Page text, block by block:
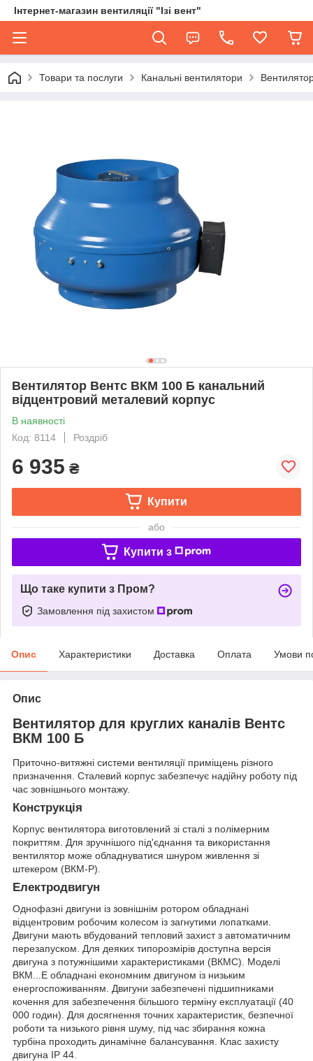
Інтернет-магазин вентиляції "Ізі вент"
Товари та послуги Канальні вентилятори
Вентилятор Вентс ВКМ 100 Б канальний
відцентровий металевий корпус
В наявності
Код: 8114
Роздріб
6 935 ₴
Купити
або
Купити з
Що таке купити з Пром?
Замовлення під захистом
Опис Характеристики Доставка Оплата Умови
Опис
Вентилятор для круглих каналів Вентс
ВКМ 100 Б
Приточно-витяжні системи вентиляції приміщень різного
призначення. Сталевий корпус забезпечує надійну роботу під
час зовнішнього монтажу.
Конструкція
Корпус вентилятора виготовлений зі сталі з полімерним
покриттям. Для зручнішого під'єднання та використання
вентилятор може обладнуватися шнуром живлення зі
штекером (ВКМ-Р).
Електродвигун
Однофазні двигуни із зовнішнім ротором обладнані
відцентровим робочим колесом із загнутими лопатками.
Двигуни мають вбудований тепловий захист з автоматичним
перезапуском. Для деяких типорозмірів доступна версія
двигуна з потужнішими характеристиками (ВКМС). Моделі
ВКМ...Е обладнані економним двигуном із низьким
енергоспоживанням. Двигуни забезпечені підшипниками
кочення для забезпечення більшого терміну експлуатації (40
000 годин). Для досягнення точних характеристик, безпечної
роботи та низького рівня шуму, під час збирання кожна
турбіна проходить динамічне балансування. Клас захисту
двигуна IP 44.